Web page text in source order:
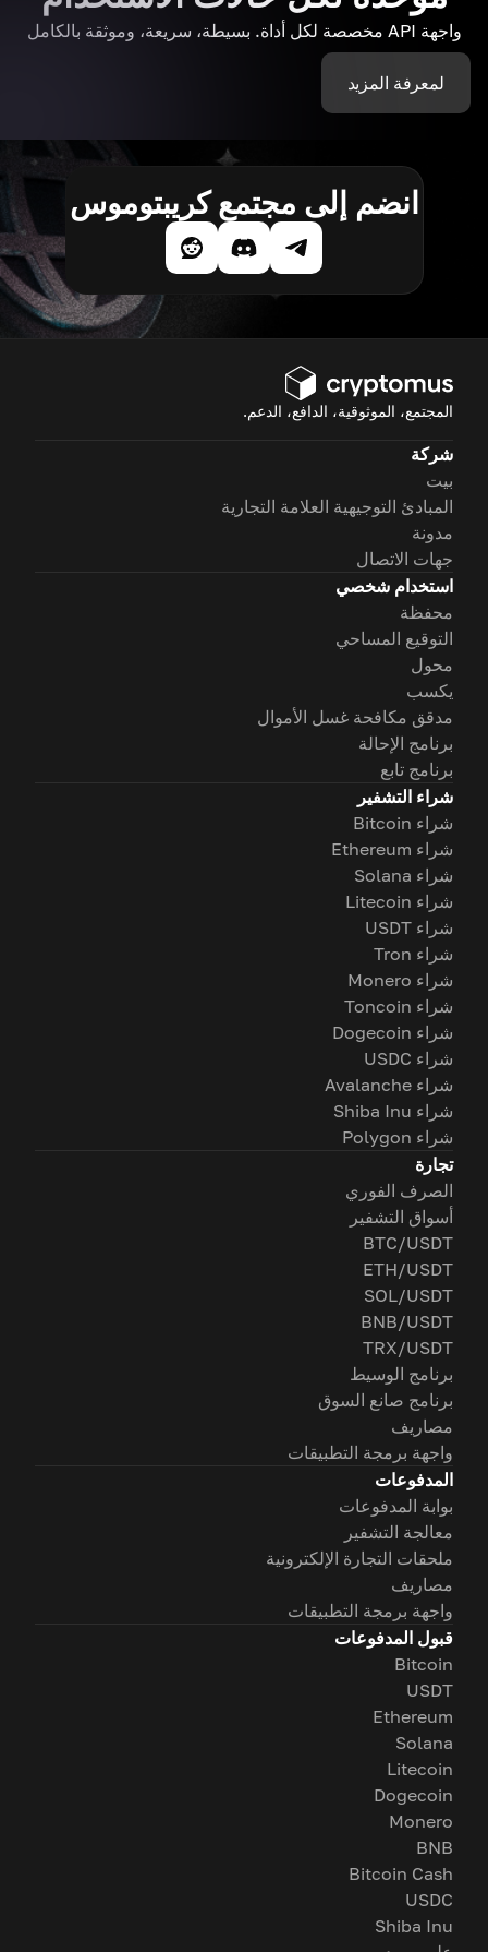
واجهة API مخصصة لكل أداة. بسيطة، سريعة، وموثقة بالكامل
لمعرفة المزيد
انضم إلى مجتمع كريبتوموس
المجتمع، الموثوقية، الدافع، الدعم.
شركة
بيت
المبادئ التوجيهية العلامة التجارية
مدونة
جهات الاتصال
استخدام شخصي
محفظة
التوقيع المساحي
محول
يكسب
مدقق مكافحة غسل الأموال
برنامج الإحالة
برنامج تابع
شراء التشفير
شراء Bitcoin
شراء Ethereum
شراء Solana
شراء Litecoin
شراء USDT
شراء Tron
شراء Monero
شراء Toncoin
شراء Dogecoin
شراء USDC
شراء Avalanche
شراء Shiba Inu
شراء Polygon
تجارة
الصرف الفوري
أسواق التشفير
BTC/USDT
ETH/USDT
SOL/USDT
BNB/USDT
TRX/USDT
برنامج الوسيط
برنامج صانع السوق
مصاريف
واجهة برمجة التطبيقات
المدفوعات
بوابة المدفوعات
معالجة التشفير
ملحقات التجارة الإلكترونية
مصاريف
واجهة برمجة التطبيقات
قبول المدفوعات
Bitcoin
USDT
Ethereum
Solana
Litecoin
Dogecoin
Monero
BNB
Bitcoin Cash
USDC
Shiba Inu